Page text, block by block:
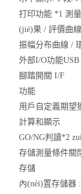
打印功能 *1 測
(jié)果 / 評價曲
振幅分布曲線 /
外部I/O功能
腳踏開關 I/F
功能
用戶自定義期
計算和顯示
GO/NG判讀*2
存儲測量條件關
存儲
內(nèi)